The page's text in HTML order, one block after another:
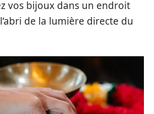
vos bijoux dans un endroit
de la lumière directe du